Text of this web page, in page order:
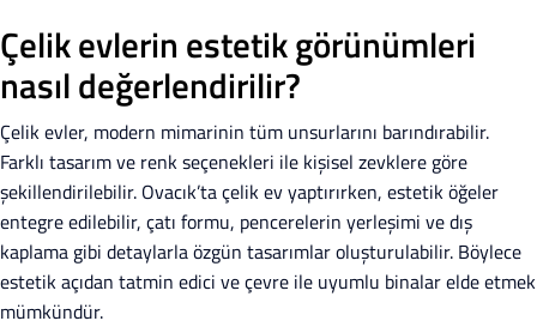
Çelik evlerin estetik görünümleri
nasıl değerlendirilir?
Çelik evler, modern mimarinin tüm unsurlarını barındırabilir.
Farklı tasarım ve renk seçenekleri ile kişisel zevklere göre
şekillendirilebilir. Ovacık’ta çelik ev yaptırırken, estetik öğeler
entegre edilebilir, çatı formu, pencerelerin yerleşimi ve dış
kaplama gibi detaylarla özgün tasarımlar oluşturulabilir. Böylece
estetik açıdan tatmin edici ve çevre ile uyumlu binalar elde etmek
mümkündür.